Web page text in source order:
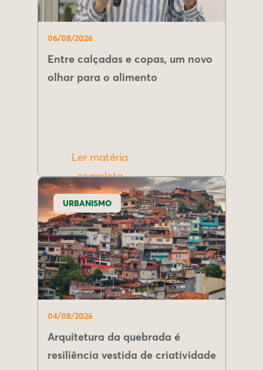
06/08/2026
Entre calçadas e copas, um novo
olhar para o alimento
Ler matéria
completa
URBANISMO
04/08/2026
Arquitetura da quebrada é
resiliência vestida de criatividade